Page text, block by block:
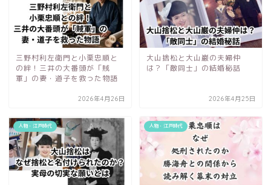
三野村利左衛門と小栗忠順と
の絆！三井の大番頭が「賊
軍」の妻・道子を救った物語
2026年4月26日
大山捨松と大山巌の夫婦仲
は？「敵同士」の結婚秘話
2026年4月25日
人物・江戸時代 人物・江戸時代